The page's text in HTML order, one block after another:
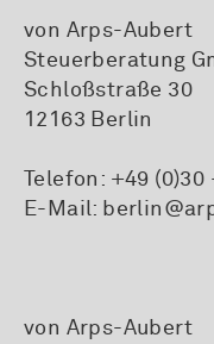
von Arps-Aubert
Steuerberatung
Schloßstraße 30
12163 Berlin
Telefon: +49 (0)30
E-Mail:
von Arps-Aubert